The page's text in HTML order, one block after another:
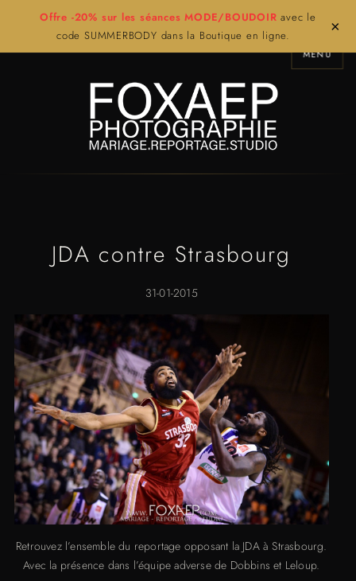
Offre -20% sur les séances MODE/BOUDOIR avec le
code SUMMERBODY dans la Boutique en ligne.
×
MENU
JDA contre Strasbourg
31-01-2015
Retrouvez l’ensemble du reportage opposant la JDA à Strasbourg.
Avec la présence dans l’équipe adverse de Dobbins et Leloup.